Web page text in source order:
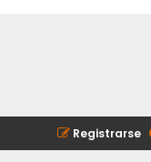
Registrarse